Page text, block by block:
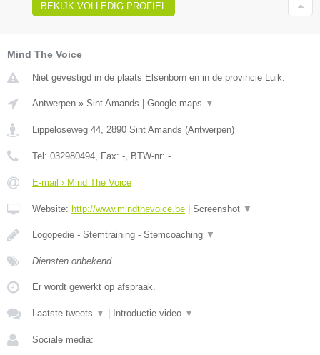
BEKIJK VOLLEDIG PROFIEL
Mind The Voice
Niet gevestigd in de plaats Elsenborn en in de provincie Luik.
Antwerpen » Sint Amands Google maps ▼
Lippeloseweg 44, 2890 Sint Amands (Antwerpen)
Tel: 032980494, Fax: -, BTW-nr: -
E-mail › Mind The Voice
Website: http://www.mindthevoice.be Screenshot ▼
Logopedie - Stemtraining - Stemcoaching ▼
Diensten onbekend
Er wordt gewerkt op afspraak.
Laatste tweets ▼ Introductie video ▼
Sociale media: